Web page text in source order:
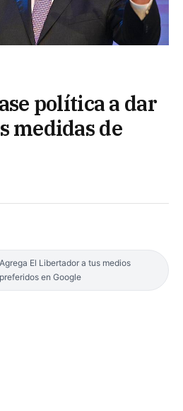
política a dar
medidas de
Agrega El Libertador a tus medios
preferidos en Google